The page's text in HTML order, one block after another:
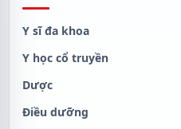
Y sĩ đa khoa
Y học cổ truyền
Dược
Điều dưỡng